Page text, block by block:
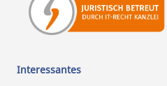
Interessantes